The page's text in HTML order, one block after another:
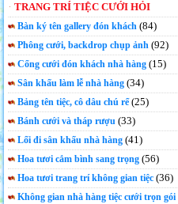
TRANG TRÍ TIỆC CƯỚI HỎI
Bàn ký tên gallery đón khách (84)
Phông cưới, backdrop chụp ảnh (92)
Cổng cưới đón khách nhà hàng (15)
Sân khấu làm lễ nhà hàng (34)
Bảng tên tiệc, cô dâu chú rể(25)
Bánh cưới và tháp rượu (33)
Lối đi sân khấu nhà hàng (41)
Hoa tươi cắm bình sang trọng (56)
Hoa tươi trang trí không gian tiệc (36)
Không gian nhà hàng tiệc cưới trọn gói